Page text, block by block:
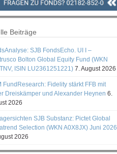
Beiträge
SJB FondsEcho. UI I –
Bolton Global Equity Fund (WKN
ISIN LU2361251221) 7. August 2026
FundResearch: Fidelity stärkt FFB mit
Dreiskämper und Alexander Heynen 6.
2026
SJB Substanz: Pictet Global
Selection (WKN A0X8JX) Juni 2026
2026